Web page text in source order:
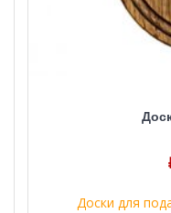
Доски для